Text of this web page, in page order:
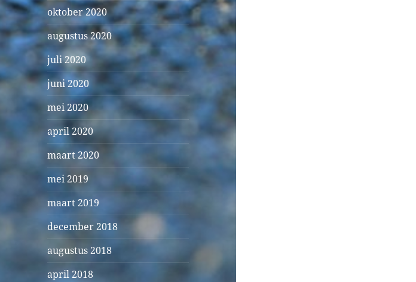
oktober 2020
augustus 2020
juli 2020
juni 2020
mei 2020
april 2020
maart 2020
mei 2019
maart 2019
december 2018
augustus 2018
april 2018